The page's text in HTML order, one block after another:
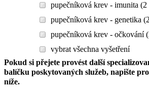
pupečníková krev - imunita
pupečníková krev - genetika
pupečníková krev - očkování
vybrat všechna vyšetření
Pokud si přejete provést další
balíčku poskytovaných služeb, napište
níže.